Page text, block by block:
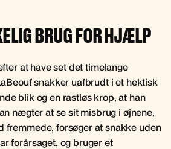
BRUG FOR HJÆLP
at have set det timelange
snakker uafbrudt i et hektisk
blik og en rastløs krop, at han
nægter at se sit misbrug i øjnene,
fremmede, forsøger at snakke uden
forårsaget, og bruger et